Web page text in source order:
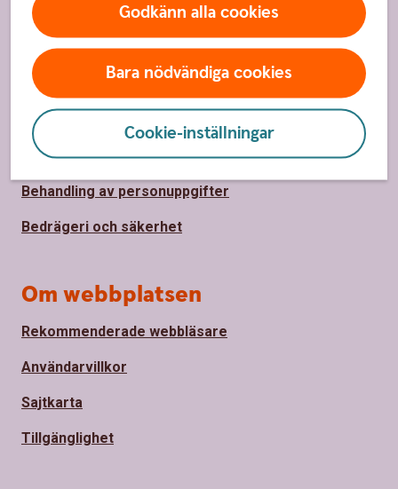
Godkänn alla cookies
Bara nödvändiga cookies
Cookie-inställningar
Jobba hos oss
Säkerhet och integritet
Ta tillbaka cookie-medgivande
Så hanterar vi cookies
Behandling av personuppgifter
Bedrägeri och säkerhet
Om webbplatsen
Rekommenderade webbläsare
Användarvillkor
Sajtkarta
Tillgänglighet